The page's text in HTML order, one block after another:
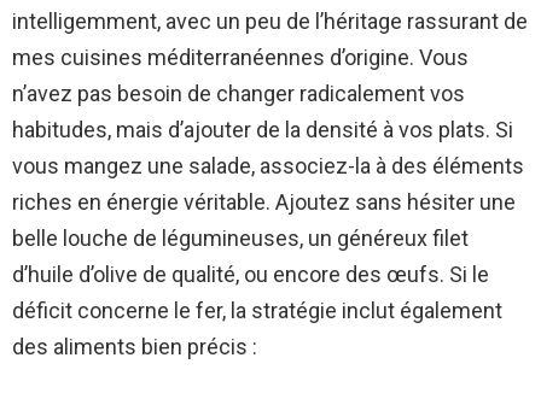
intelligemment, avec un peu de l’héritage rassurant de
mes cuisines méditerranéennes d’origine. Vous
n’avez pas besoin de changer radicalement vos
habitudes, mais d’ajouter de la densité à vos plats. Si
vous mangez une salade, associez-la à des éléments
riches en énergie véritable. Ajoutez sans hésiter une
belle louche de légumineuses, un généreux filet
d’huile d’olive de qualité, ou encore des œufs. Si le
déficit concerne le fer, la stratégie inclut également
des aliments bien précis :